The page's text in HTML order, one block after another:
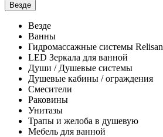
Везде
Везде
Ванны
Гидромассажные системы Relisan
LED Зеркала для ванной
Души / Душевые системы
Душевые кабины / ограждения
Смесители
Раковины
Унитазы
Трапы и желоба в душевую
Мебель для ванной